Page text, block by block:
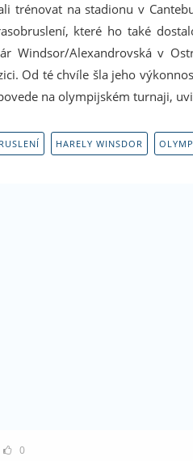
trénovat na stadionu v
které ho také
Windsor/Alexandrovská v
Od té chvíle šla jeho
na olympijském turnaji,
HARELY WINSDOR
0